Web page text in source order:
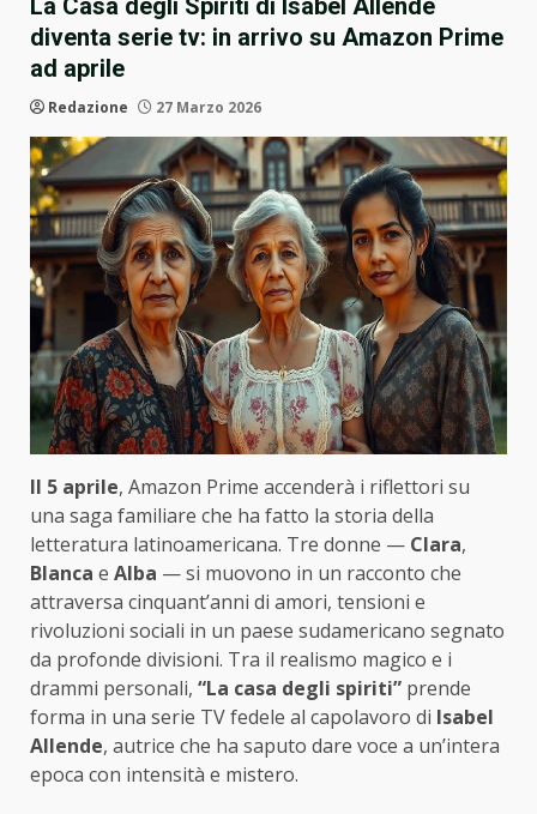
La Casa degli Spiriti di Isabel Allende
diventa serie tv: in arrivo su Amazon Prime
ad aprile
Redazione 27 Marzo 2026
Il 5 aprile, Amazon Prime accenderà i riflettori su
una saga familiare che ha fatto la storia della
letteratura latinoamericana. Tre donne — Clara,
Blanca e Alba — si muovono in un racconto che
attraversa cinquant’anni di amori, tensioni e
rivoluzioni sociali in un paese sudamericano segnato
da profonde divisioni. Tra il realismo magico e i
drammi personali, “La casa degli spiriti” prende
forma in una serie TV fedele al capolavoro di Isabel
Allende, autrice che ha saputo dare voce a un’intera
epoca con intensità e mistero.